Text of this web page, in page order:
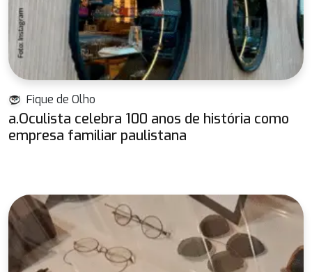
Fique de Olho
a.Oculista celebra 100 anos de história como
empresa familiar paulistana